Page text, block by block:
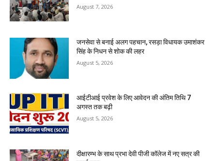
August 7, 2026
जनसेवा से बनाई अलग पहचान, रसड़ा विधायक उमाशंकर
सिंह के निधन से शोक की लहर
August 5, 2026
आईटीआई प्रवेश के लिए आवेदन की अंतिम तिथि 7
अगस्त तक बढ़ी
August 5, 2026
दीक्षारम्भ के साथ प्रभा देवी पीजी कॉलेज में नए सत्र की